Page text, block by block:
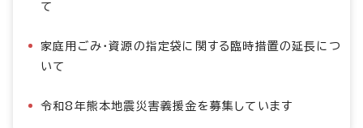
て
家庭用ごみ・資源の指定袋に関する臨時措置の延長につ
いて
令和8年熊本地震災害義援金を募集しています